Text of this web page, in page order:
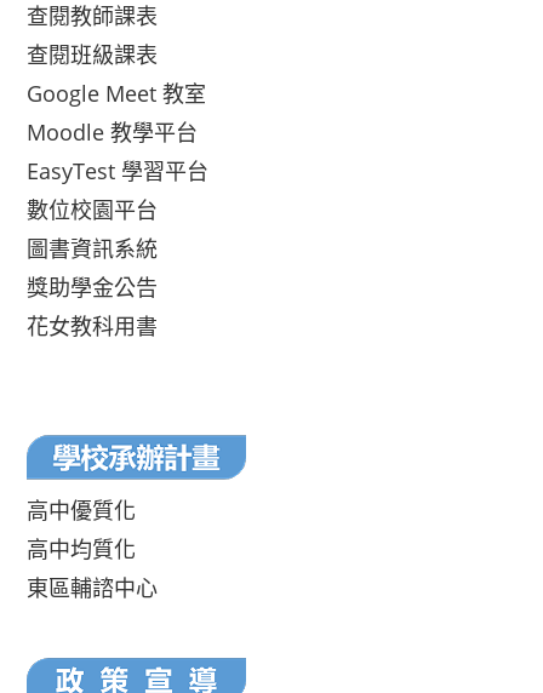
查閱教師課表
查閱班級課表
Google Meet 教室
Moodle 教學平台
EasyTest 學習平台
數位校園平台
圖書資訊系統
獎助學金公告
花女教科用書
高中優質化
高中均質化
東區輔諮中心